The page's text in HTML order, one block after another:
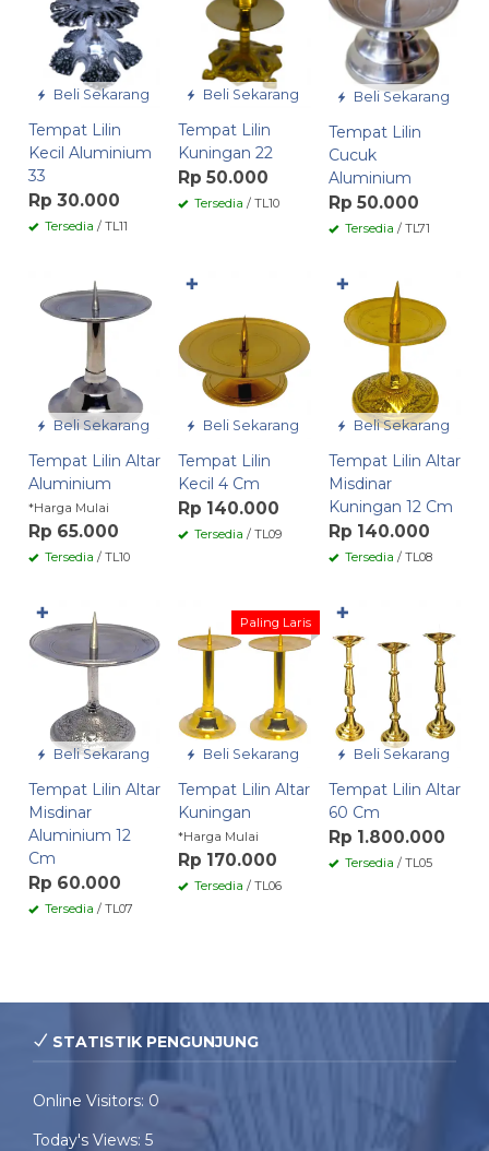
Beli Sekarang
Tempat Lilin
Kecil Aluminium
33
Rp 30.000
Tersedia / TL11
Beli Sekarang
Tempat Lilin
Kuningan 22
Rp 50.000
Tersedia / TL10
Beli Sekarang
Tempat Lilin
Cucuk
Aluminium
Rp 50.000
Tersedia / TL71
Beli Sekarang
Tempat Lilin Altar
Aluminium
*Harga Mulai
Rp 65.000
Tersedia / TL10
Beli Sekarang
Tempat Lilin
Kecil 4 Cm
Rp 140.000
Tersedia / TL09
✚
Beli Sekarang
Tempat Lilin Altar
Misdinar
Kuningan 12 Cm
Rp 140.000
Tersedia / TL08
✚
Beli Sekarang
Tempat Lilin Altar
Misdinar
Aluminium 12
Cm
Rp 60.000
Tersedia / TL07
✚
Beli Sekarang
Paling Laris
Tempat Lilin Altar
Kuningan
*Harga Mulai
Rp 170.000
Tersedia / TL06
Beli Sekarang
Tempat Lilin Altar
60 Cm
Rp 1.800.000
Tersedia / TL05
✚
STATISTIK PENGUNJUNG
Online Visitors: 0
Today's Views: 5